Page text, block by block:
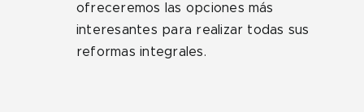
ofreceremos las opciones más
interesantes para realizar todas sus
reformas integrales.